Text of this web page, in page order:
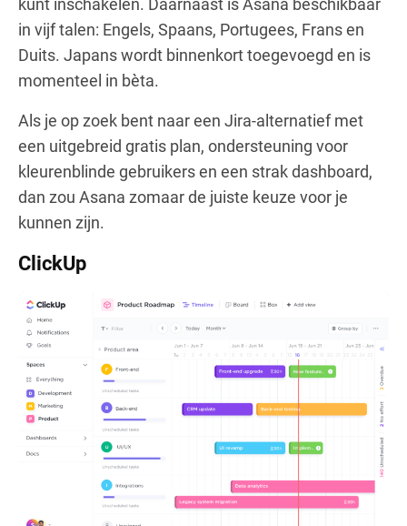
in vijf talen: Engels, Spaans, Portugees, Frans en
Duits. Japans wordt binnenkort toegevoegd en is
momenteel in bèta.
Als je op zoek bent naar een Jira-alternatief met
een uitgebreid gratis plan, ondersteuning voor
kleurenblinde gebruikers en een strak dashboard,
dan zou Asana zomaar de juiste keuze voor je
kunnen zijn.
ClickUp